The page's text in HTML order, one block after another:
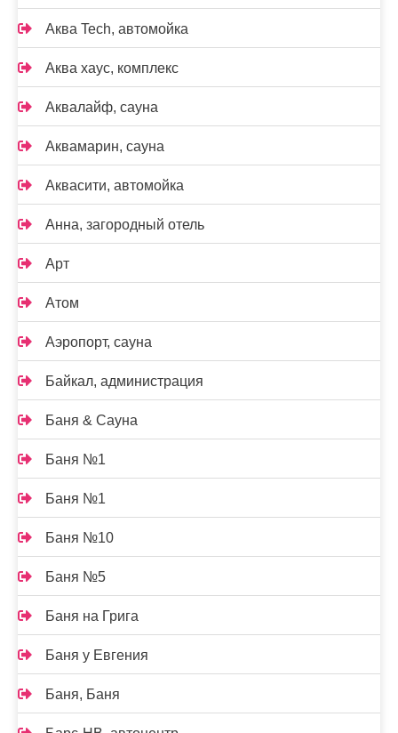
Аква Tech, автомойка
Аква хаус, комплекс
Аквалайф, сауна
Аквамарин, сауна
Аквасити, автомойка
Анна, загородный отель
Арт
Атом
Аэропорт, сауна
Байкал, администрация
Баня & Сауна
Баня №1
Баня №1
Баня №10
Баня №5
Баня на Грига
Баня у Евгения
Баня, Баня